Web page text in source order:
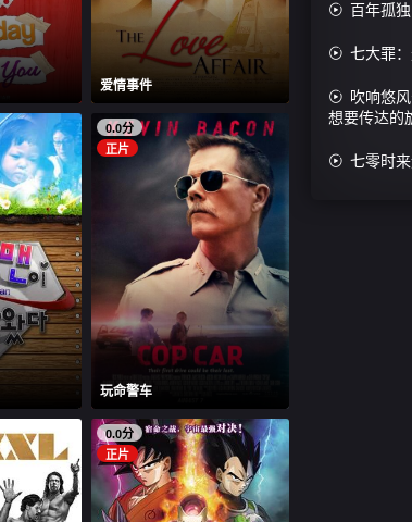
爱情事件
0.0分
正片
玩命警车
0.0分
正片
 百年孤
 七大罪

吹响悠
想要传达的
 七零时